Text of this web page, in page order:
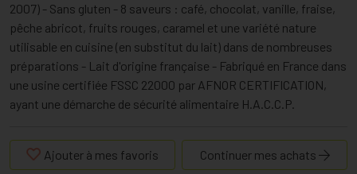
2007) - Sans gluten - 8 saveurs : café, chocolat, vanille, fraise,
pêche abricot, fruits rouges, caramel et une variété nature
utilisable en cuisine (en substitut du lait) dans de nombreuses
préparations - Lait d'origine française - Fabriqué en France dans
une usine certifiée FSSC 22000 par AFNOR CERTIFICATION,
ayant une démarche de sécurité alimentaire H.A.C.C.P.
Ajouter à mes favoris Continuer mes achats